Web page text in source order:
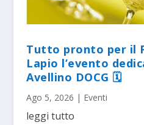
Tutto pronto per il
Lapio l’evento
Avellino DOCG 🗓
Ago 5, 2026 | Eventi
leggi tutto